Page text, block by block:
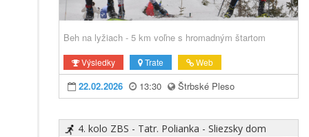
Beh na lyžiach - 5 km voľne s hromadným štartom
Výsledky Trate Web
22.02.2026 13:30 Štrbské Pleso
4. kolo ZBS - Tatr. Polianka - Sliezsky dom